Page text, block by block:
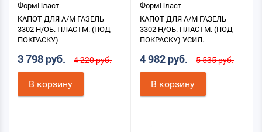
ФормПласт
КАПОТ ДЛЯ А/М ГАЗЕЛЬ
3302 Н/ОБ. ПЛАСТМ. (ПОД
ПОКРАСКУ)
3 798 руб. 4 220 руб.
В корзину
ФормПласт
КАПОТ ДЛЯ А/М ГАЗЕЛЬ
3302 Н/ОБ. ПЛАСТМ. (ПОД
ПОКРАСКУ) УСИЛ.
4 982 руб. 5 535 руб.
В корзину